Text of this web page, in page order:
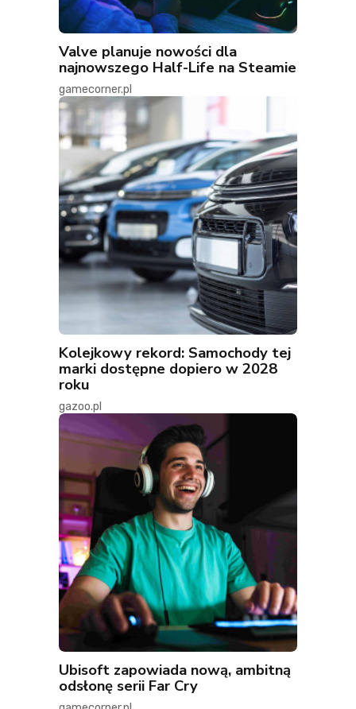
Valve planuje nowości dla
najnowszego Half-Life na Steamie
gamecorner.pl
Kolejkowy rekord: Samochody tej
marki dostępne dopiero w 2028
roku
gazoo.pl
Ubisoft zapowiada nową, ambitną
odsłonę serii Far Cry